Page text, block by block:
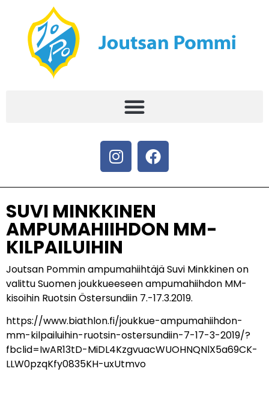
SUVI MINKKINEN
AMPUMAHIIHDON MM-
KILPAILUIHIN
Joutsan Pommin ampumahiihtäjä Suvi Minkkinen on
valittu Suomen joukkueeseen ampumahiihdon MM-
kisoihin Ruotsin Östersundiin 7.-17.3.2019.
https://www.biathlon.fi/joukkue-ampumahiihdon-
mm-kilpailuihin-ruotsin-ostersundiin-7-17-3-2019/?
fbclid=IwAR13tD-MiDL4KzgvuacWUOHNQNlX5a69CK-
LLW0pzqKfy0835KH-uxUtmvo